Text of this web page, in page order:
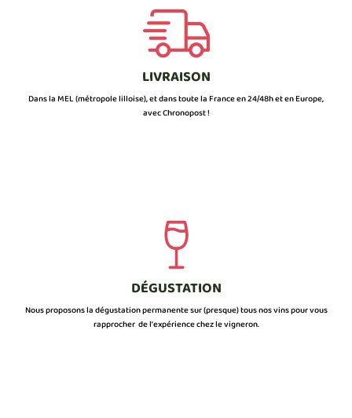
LIVRAISON
Dans la MEL (métropole lilloise), et dans toute la France en 24/48h et en Europe,
avec Chronopost !
DÉGUSTATION
Nous proposons la dégustation permanente sur (presque) tous nos vins pour vous
rapprocher de l’expérience chez le vigneron.